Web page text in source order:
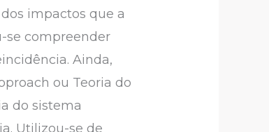
impactos que a
se compreender
Ainda,
ou Teoria do
do sistema
Utilizou-se de